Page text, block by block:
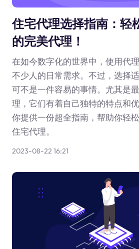
住宅代理选择指南：轻
的完美代理！
在如今数字化的世界中，使用代
不少人的日常需求。不过，选择
可不是一件容易的事情。尤其是
理，它们有着自己独特的特点和
你提供一份超全指南，帮助你轻
住宅代理。
2023-08-22 16:21